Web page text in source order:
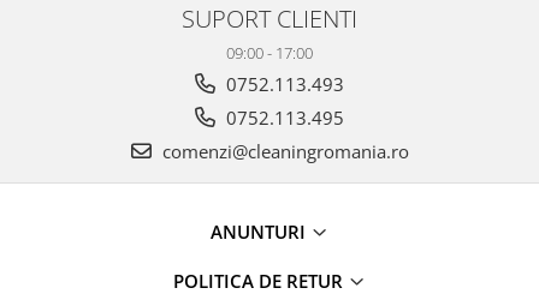
SUPORT CLIENTI
09:00 - 17:00
0752.113.493
0752.113.495
comenzi@cleaningromania.ro
ANUNTURI
POLITICA DE RETUR